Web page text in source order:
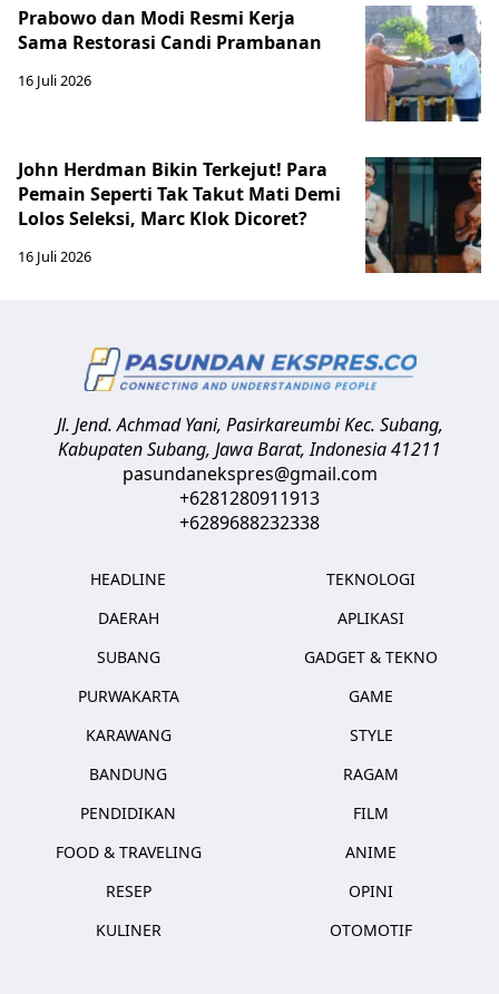
Prabowo dan Modi Resmi Kerja
Sama Restorasi Candi Prambanan
16 Juli 2026
John Herdman Bikin Terkejut! Para
Pemain Seperti Tak Takut Mati Demi
Lolos Seleksi, Marc Klok Dicoret?
16 Juli 2026
Jl. Jend. Achmad Yani, Pasirkareumbi Kec. Subang,
Kabupaten Subang, Jawa Barat,Indonesia41211
pasundanekspres@gmail.com
+6281280911913
+6289688232338
HEADLINE
DAERAH
SUBANG
PURWAKARTA
KARAWANG
BANDUNG
PENDIDIKAN
FOOD & TRAVELING
RESEP
KULINER
TEKNOLOGI
APLIKASI
GADGET & TEKNO
GAME
STYLE
RAGAM
FILM
ANIME
OPINI
OTOMOTIF